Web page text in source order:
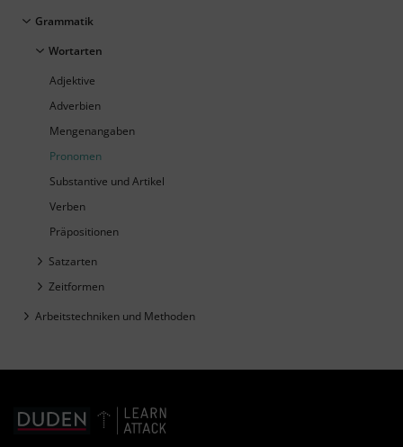
Grammatik
Wortarten
Adjektive
Adverbien
Mengenangaben
Pronomen
Substantive und Artikel
Verben
Präpositionen
Satzarten
Zeitformen
Arbeitstechniken und Methoden